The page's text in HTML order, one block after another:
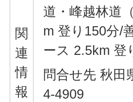
関
連
情
報
道・峰越林道
m 登り150分/
ース 2.5km 登
問合せ先 秋田
4-4909